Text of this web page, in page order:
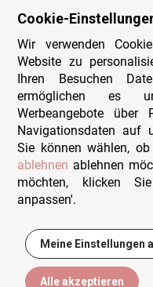
22,95 €
Wir sind
+49
Cookie-
Wir verwenden
Website zu
Ihren Besuchen
ermöglichen es
Werbeangebote über
Navigationsdaten auf
Sie können wählen,
ablehnen ablehnen
möchten, klicken
anpassen'.
Meine Einstellungen
Alle akzeptieren